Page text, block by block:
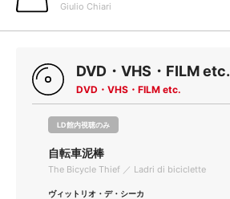
Giulio Chiari
DVD・VHS・FILM etc.
DVD・VHS・FILM etc.
LD館内視聴のみ
自転車泥棒
The Bicycle Thief ／ Ladri di biciclette
ヴィットリオ・デ・シーカ